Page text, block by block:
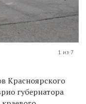
1 из 7
Красноярского
губернатора